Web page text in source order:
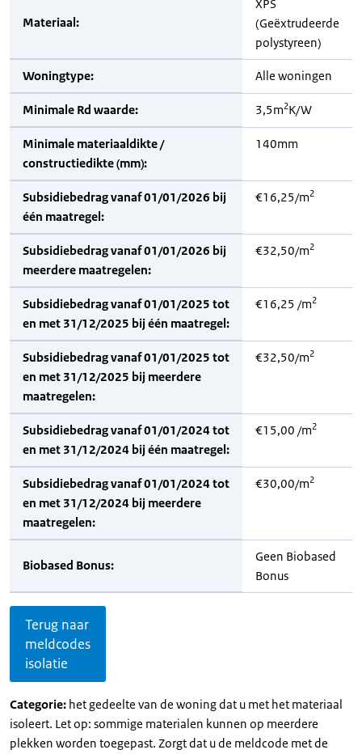
Materiaal:
XPS
(Geëxtrudeerde
polystyreen)
Woningtype: Alle woningen
Minimale Rd waarde: 3,5m2K/W
Minimale materiaaldikte /
constructiedikte (mm):
140mm
Subsidiebedrag vanaf 01/01/2026 bij
één maatregel:
€16,25/m2
Subsidiebedrag vanaf 01/01/2026 bij
meerdere maatregelen:
€32,50/m2
Subsidiebedrag vanaf 01/01/2025 tot
en met 31/12/2025 bij één maatregel:
€16,25 /m2
Subsidiebedrag vanaf 01/01/2025 tot
en met 31/12/2025 bij meerdere
maatregelen:
€32,50/m2
Subsidiebedrag vanaf 01/01/2024 tot
en met 31/12/2024 bij één maatregel:
€15,00 /m2
Subsidiebedrag vanaf 01/01/2024 tot
en met 31/12/2024 bij meerdere
maatregelen:
€30,00/m2
Biobased Bonus:
Geen Biobased
Bonus
Terug naar
meldcodes
isolatie
Categorie: het gedeelte van de woning dat u met het materiaal
isoleert. Let op: sommige materialen kunnen op meerdere
plekken worden toegepast. Zorgt dat u de meldcode met de